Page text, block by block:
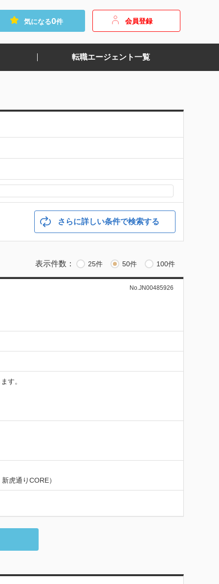
気になる0件 会員登録
転職エージェント一覧
さらに詳しい条件で検索する
表示件数： 25件 50件 100件
No.JN00485926
す。
虎通りCORE）